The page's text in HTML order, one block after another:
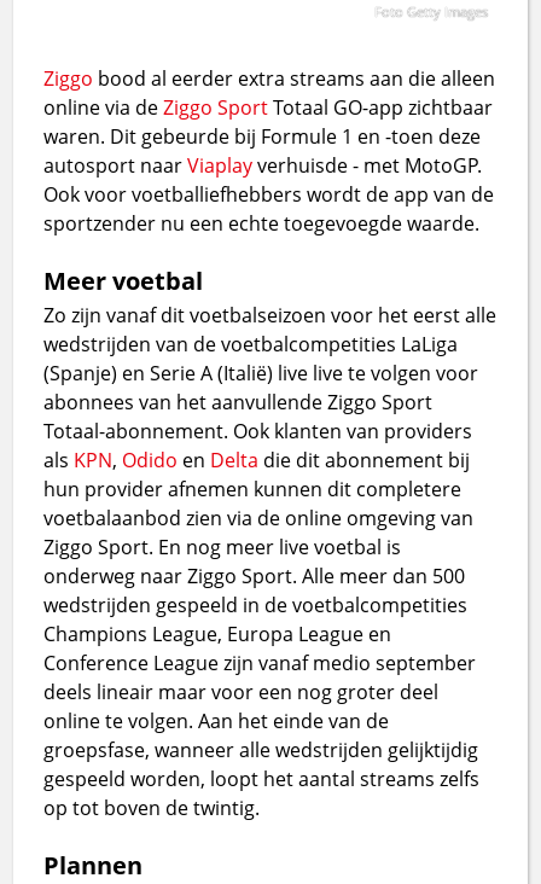
Foto Getty Images
Ziggo bood al eerder extra streams aan die alleen
online via deZiggo SportTotaal GO-app zichtbaar
waren. Dit gebeurde bij Formule 1 en -toen deze
autosport naarViaplayverhuisde - met MotoGP.
Ook voor voetballiefhebbers wordt de app van de
sportzender nu een echte toegevoegde waarde.
Meer voetbal
Zo zijn vanaf dit voetbalseizoen voor het eerst alle
wedstrijden van de voetbalcompetities LaLiga
(Spanje) en Serie A (Italië) live live te volgen voor
abonnees van het aanvullende Ziggo Sport
Totaal-abonnement. Ook klanten van providers
als KPN, Odido en Delta die dit abonnement bij
hun provider afnemen kunnen dit completere
voetbalaanbod zien via de online omgeving van
Ziggo Sport. En nog meer live voetbal is
onderweg naar Ziggo Sport. Alle meer dan 500
wedstrijden gespeeld in de voetbalcompetities
Champions League, Europa League en
Conference League zijn vanaf medio september
deels lineair maar voor een nog groter deel
online te volgen. Aan het einde van de
groepsfase, wanneer alle wedstrijden gelijktijdig
gespeeld worden, loopt het aantal streams zelfs
op tot boven de twintig.
Plannen